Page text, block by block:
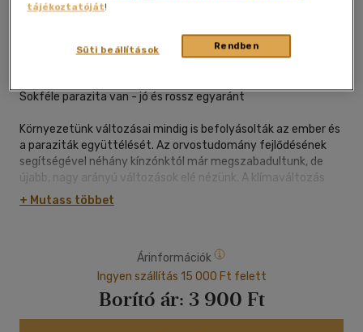
Typotex Kiadó |2021|magyar nyelvű|ragasztókötött
Sokféle parazita van - jó és rossz egyaránt
Környezetünk változásai mindig is befolyásolták az ember és
a paraziták együttélését. Az orvostudomány fejlődésének
segítségével néhány kínzónktól már megszabadultunk, de
újabb, nagy arányú változások elé nézünk. A klímaváltozás
során a korábban leginkább a trópusokon előforduló élősködők
világszerte elterjedhetnek, és a dengue-lázhoz hasonló
közelebb kerülnek egymáshoz, és egyre több vírust adhatnak
át egymásnak. Minél többször történik meg ez, annál
valószínűbb, hogy valamelyik közülük ránk specializálódik.
Ezeket a folyamatokat kizárólag a saját, emberi
nézőpontunkból nem érthetjük meg a maguk mélységében. A
+ Mutass többet
Árinformációk
Ingyen szállítás 15 000 Ft felett
Borító ár: 3 900 Ft
tájékoztatóját!
Rendben
Süti beállítások